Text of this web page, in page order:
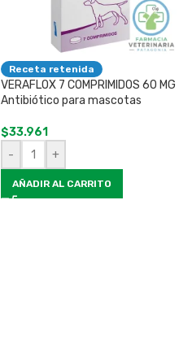
Receta retenida
VERAFLOX 7 COMPRIMIDOS 60 MG
Antibiótico para mascotas
$33.961
-
+
AÑADIR AL CARRITO